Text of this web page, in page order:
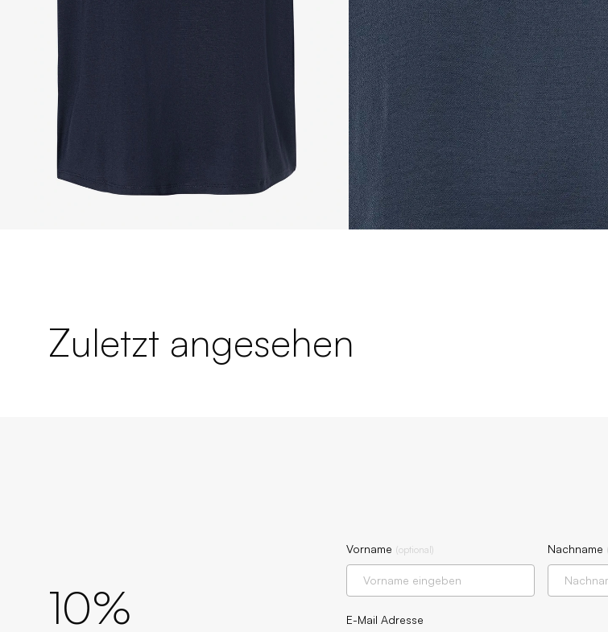
Zuletzt angesehen
10%
Vorname (optional) Nachname (
E-Mail Adresse